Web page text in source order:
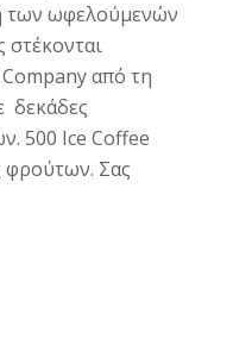
των ωφελούμενών
στέκονται
από τη
δεκάδες
500 Ιce Coffee
φρούτων. Σας